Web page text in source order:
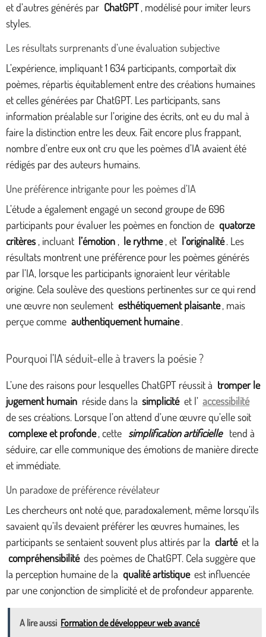
et d’autres générés par ChatGPT , modélisé pour imiter leurs
styles.
Les résultats surprenants d’une évaluation subjective
L’expérience, impliquant 1 634 participants, comportait dix
poèmes, répartis équitablement entre des créations humaines
et celles générées par ChatGPT. Les participants, sans
information préalable sur l’origine des écrits, ont eu du mal à
faire la distinction entre les deux. Fait encore plus frappant,
nombre d’entre eux ont cru que les poèmes d’IA avaient été
rédigés par des auteurs humains.
Une préférence intrigante pour les poèmes d’IA
L’étude a également engagé un second groupe de 696
participants pour évaluer les poèmes en fonction de quatorze
critères , incluant l’émotion , le rythme , et l’originalité . Les
résultats montrent une préférence pour les poèmes générés
par l’IA, lorsque les participants ignoraient leur véritable
origine. Cela soulève des questions pertinentes sur ce qui rend
une œuvre non seulement esthétiquement plaisante , mais
perçue comme authentiquement humaine .
Pourquoi l’IA séduit-elle à travers la poésie ?
L’une des raisons pour lesquelles ChatGPT réussit à tromper le
jugement humain réside dans la simplicité et l’ accessibilité
de ses créations. Lorsque l’on attend d’une œuvre qu’elle soit
complexe et profonde , cette simplification artificielle tend à
séduire, car elle communique des émotions de manière directe
et immédiate.
Un paradoxe de préférence révélateur
Les chercheurs ont noté que, paradoxalement, même lorsqu’ils
savaient qu’ils devaient préférer les œuvres humaines, les
participants se sentaient souvent plus attirés par la clarté et la
compréhensibilité des poèmes de ChatGPT. Cela suggère que
la perception humaine de la qualité artistique est influencée
par une conjonction de simplicité et de profondeur apparente.
A lire aussi Formation de développeur web avancé